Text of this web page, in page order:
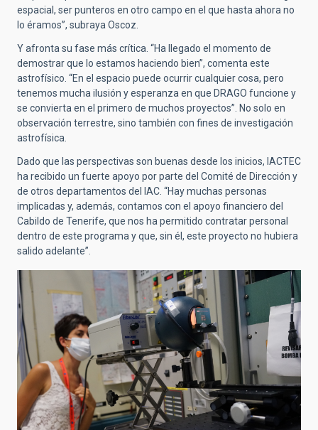
espacial, ser punteros en otro campo en el que hasta ahora no
lo éramos”, subraya Oscoz.
Y afronta su fase más crítica. “Ha llegado el momento de
demostrar que lo estamos haciendo bien”, comenta este
astrofísico. “En el espacio puede ocurrir cualquier cosa, pero
tenemos mucha ilusión y esperanza en que DRAGO funcione y
se convierta en el primero de muchos proyectos”. No solo en
observación terrestre, sino también con fines de investigación
astrofísica.
Dado que las perspectivas son buenas desde los inicios, IACTEC
ha recibido un fuerte apoyo por parte del Comité de Dirección y
de otros departamentos del IAC. “Hay muchas personas
implicadas y, además, contamos con el apoyo financiero del
Cabildo de Tenerife, que nos ha permitido contratar personal
dentro de este programa y que, sin él, este proyecto no hubiera
salido adelante”.